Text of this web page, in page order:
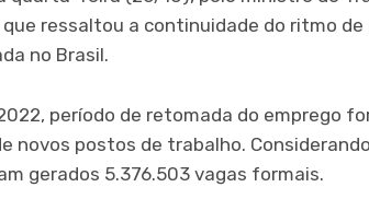
que ressaltou a continuidade do ritmo de
no Brasil.
período de retomada do emprego
novos postos de trabalho.
gerados 5.376.503 vagas formais.